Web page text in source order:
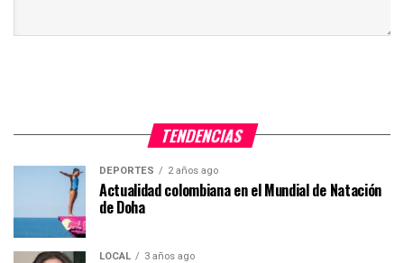
TENDENCIAS
DEPORTES 2 años ago
Actualidad colombiana en el Mundial de Natación
de Doha
LOCAL 3 años ago